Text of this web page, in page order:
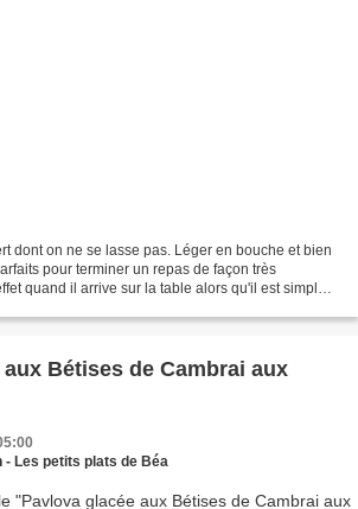
dont on ne se lasse pas. Léger en bouche et bien
pour terminer un repas de façon très
quand il arrive sur la table alors qu'il est simple à
Bétises de Cambrai aux
Les petits plats de Béa